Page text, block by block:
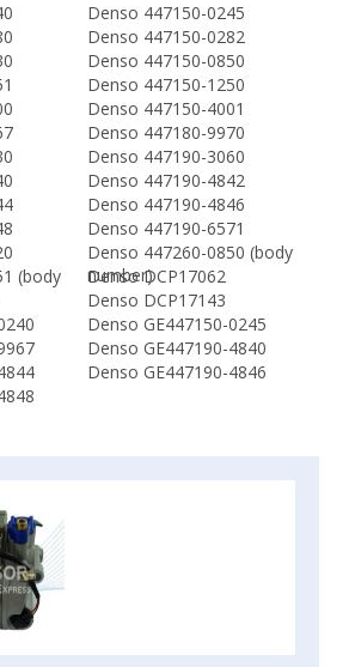
Denso 447150-0245
Denso 447150-0282
Denso 447150-0850
Denso 447150-1250
Denso 447150-4001
Denso 447180-9970
Denso 447190-3060
Denso 447190-4842
Denso 447190-4846
Denso 447190-6571
Denso 447260-0850 (body
number)
(body
Denso DCP17062
Denso DCP17143
Denso GE447150-0245
Denso GE447190-4840
Denso GE447190-4846